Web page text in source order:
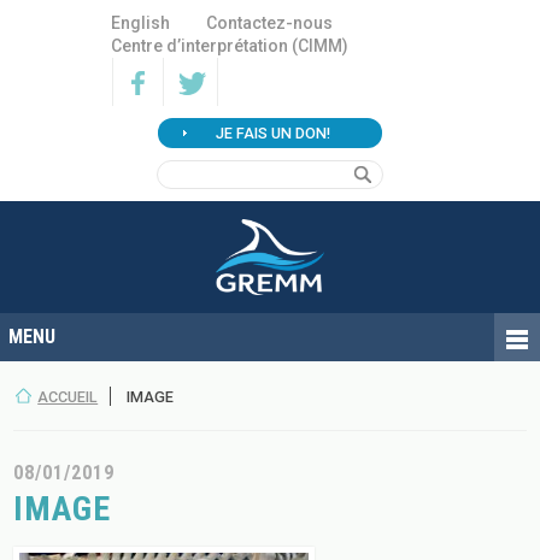
English
Contactez-nous
Centre d’interprétation (CIMM)
JE FAIS UN DON!
ACCUEIL IMAGE
08/01/2019
IMAGE